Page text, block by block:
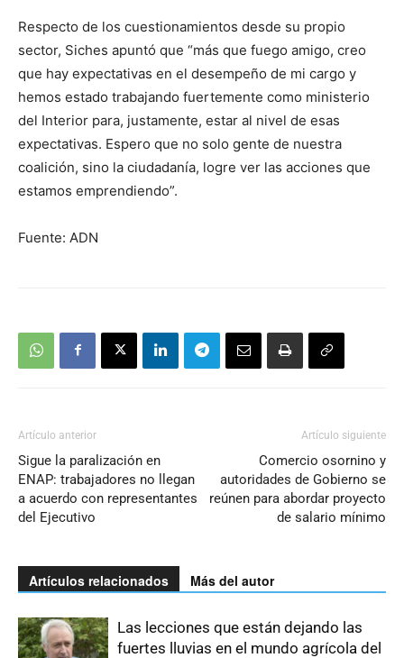
Respecto de los cuestionamientos desde su propio
sector, Siches apuntó que “más que fuego amigo, creo
que hay expectativas en el desempeño de mi cargo y
hemos estado trabajando fuertemente como ministerio
del Interior para, justamente, estar al nivel de esas
expectativas. Espero que no solo gente de nuestra
coalición, sino la ciudadanía, logre ver las acciones que
estamos emprendiendo”.
Fuente: ADN
Artículo anterior
Sigue la paralización en
ENAP: trabajadores no llegan
a acuerdo con representantes
del Ejecutivo
Artículo siguiente
Comercio osornino y
autoridades de Gobierno se
reúnen para abordar proyecto
de salario mínimo
Artículos relacionados Más del autor
Las lecciones que están dejando las
fuertes lluvias en el mundo agrícola del